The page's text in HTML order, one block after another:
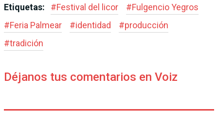
Etiquetas: #Festival del licor #Fulgencio Yegros
#Feria Palmear #identidad #producción
#tradición
Déjanos tus comentarios en Voiz